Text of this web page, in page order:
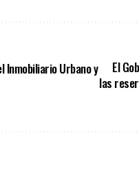
Inmobiliario Urbano y
El
las